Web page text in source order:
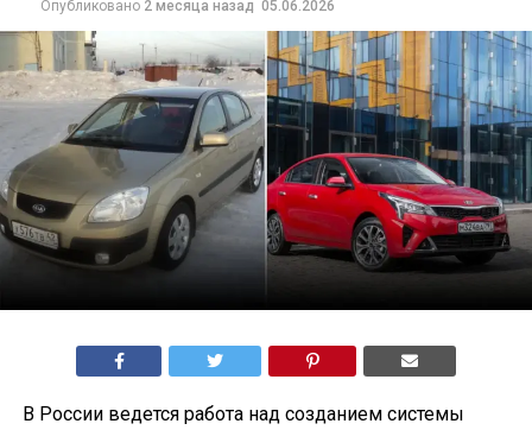
Опубликовано 2 месяца назад 05.06.2026
В России ведется работа над созданием системы